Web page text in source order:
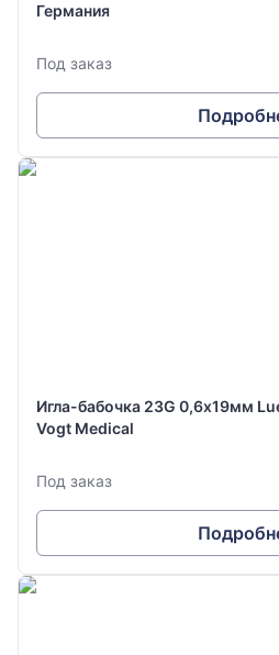
Германия
Под заказ
Игла-бабочка 23G 0,6х19мм
Vogt Medical
Под заказ